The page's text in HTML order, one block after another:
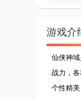
游戏介
仙侠神
战力，
个性精